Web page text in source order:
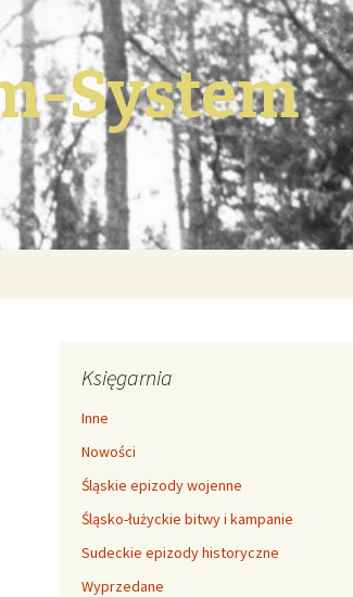
System
Księgarnia
Inne
Nowości
Śląskie epizody wojenne
Śląsko-łużyckie bitwy i kampanie
Sudeckie epizody historyczne
Wyprzedane